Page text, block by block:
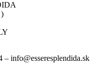
– info@esseresplendida.sk